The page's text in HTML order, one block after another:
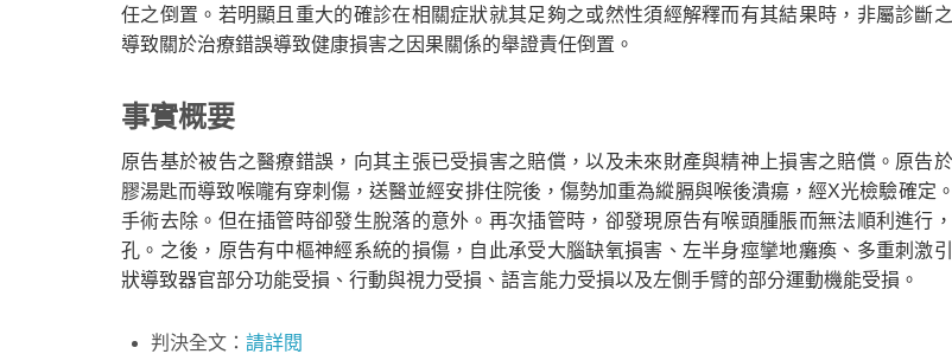
任之倒置。若明顯且重大的確診在相關症狀就其足夠之或然性須經解釋而有其結果時，非屬診斷
導致關於治療錯誤導致健康損害之因果關係的舉證責任倒置。
事實概要
原告基於被告之醫療錯誤，向其主張已受損害之賠償，以及未來財產與精神上損害之賠償。原告
膠湯匙而導致喉嚨有穿刺傷，送醫並經安排住院後，傷勢加重為縱膈與喉後潰瘍，經X光檢驗確定
手術去除。但在插管時卻發生脫落的意外。再次插管時，卻發現原告有喉頭腫脹而無法順利進行
孔。之後，原告有中樞神經系統的損傷，自此承受大腦缺氧損害、左半身痙攣地癱瘓、多重刺激
狀導致器官部分功能受損、行動與視力受損、語言能力受損以及左側手臂的部分運動機能受損。
判決全文： 請詳閱